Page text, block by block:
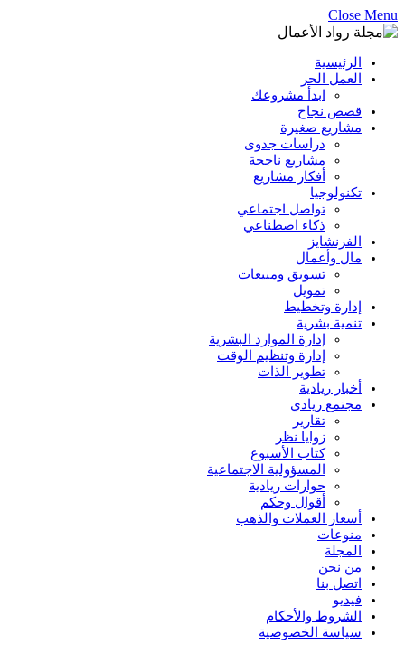
Close Menu
الرئيسية
العمل الحر
ابدأ مشروعك
قصص نجاح
مشاريع صغيرة
دراسات جدوى
مشاريع ناجحة
أفكار مشاريع
تكنولوجيا
تواصل اجتماعي
ذكاء اصطناعي
الفرنشايز
مال وأعمال
تسويق ومبيعات
تمويل
إدارة وتخطيط
تنمية بشرية
إدارة الموارد البشرية
إدارة وتنظيم الوقت
تطوير الذات
أخبار ريادية
مجتمع ريادي
تقارير
زوايا نظر
كتاب الأسبوع
المسؤولية الاجتماعية
حوارات ريادية
أقوال وحكم
أسعار العملات والذهب
منوعات
المجلة
من نحن
اتصل بنا
فيديو
الشروط والأحكام
سياسة الخصوصية